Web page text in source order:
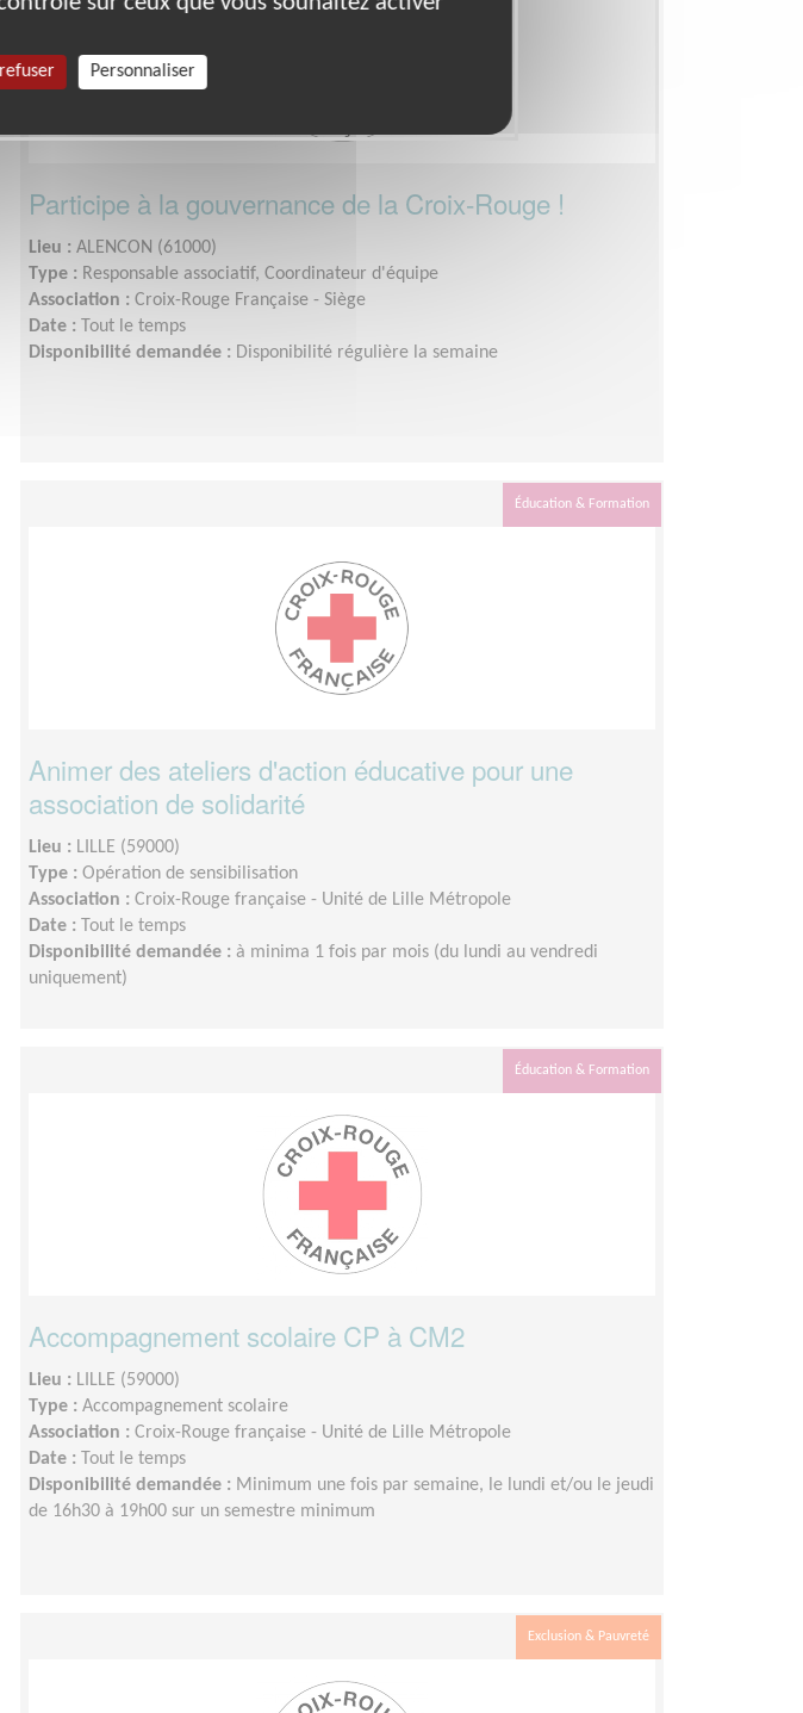
Participe à la gouvernance de la Croix-Rouge !
Lieu : ALENCON (61000)
Type : Responsable associatif, Coordinateur d'équipe
Association : Croix-Rouge Française - Siège
Date :
Tout le temps
Disponibilité demandée : Disponibilité régulière la semaine
Éducation & Formation
Animer des ateliers d'action éducative pour une
association de solidarité
Lieu : LILLE (59000)
Type : Opération de sensibilisation
Association : Croix-Rouge française - Unité de Lille Métropole
Date :
Tout le temps
Disponibilité demandée : à minima 1 fois par mois (du lundi au vendredi
uniquement)
Éducation & Formation
Accompagnement scolaire CP à CM2
Lieu : LILLE (59000)
Type : Accompagnement scolaire
Association : Croix-Rouge française - Unité de Lille Métropole
Date :
Tout le temps
Disponibilité demandée : Minimum une fois par semaine, le lundi et/ou le jeudi
de 16h30 à 19h00 sur un semestre minimum
Exclusion & Pauvreté
Personnaliser